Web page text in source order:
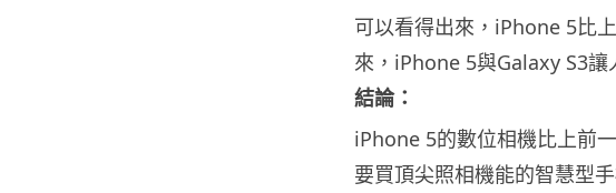
可以看得出來，iPhone 5比
來，iPhone 5與Galaxy S3讓
結論：
iPhone 5的數位相機比上前
要買頂尖照相機能的智慧型